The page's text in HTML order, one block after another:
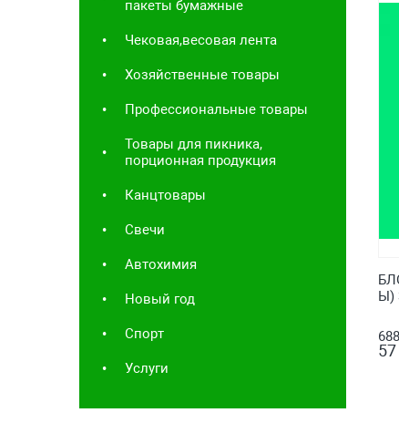
пакеты бумажные
Чековая,весовая лента
Хозяйственные товары
Профессиональные товары
Товары для пикника,
порционная продукция
Канцтовары
Свечи
Автохимия
Новый год
Спорт
Услуги
Ы)
688